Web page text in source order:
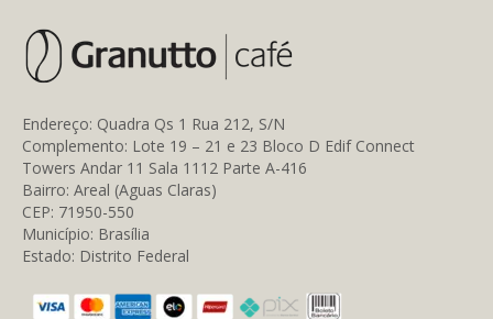
Endereço: Quadra Qs 1 Rua 212, S/N
Complemento: Lote 19 – 21 e 23 Bloco D Edif Connect
Towers Andar 11 Sala 1112 Parte A-416
Bairro: Areal (Aguas Claras)
CEP: 71950-550
Município: Brasília
Estado: Distrito Federal